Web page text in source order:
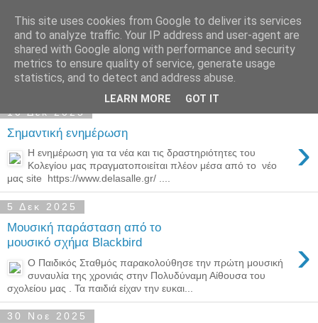
Παιδικός Σταθμός-
Νηπιαγωγείο "ΔΕΛΑΣΑΛ"
10 Δεκ 2025
Σημαντική ενημέρωση ›
Η ενημέρωση για τα νέα και τις δραστηριότητες του
Κολεγίου μας πραγματοποιείται πλέον μέσα από το νέο
μας site https://www.delasalle.gr/ ....
5 Δεκ 2025
Μουσική παράσταση από το
μουσικό σχήμα Blackbird
›
Ο Παιδικός Σταθμός παρακολούθησε την πρώτη μουσική
συναυλία της χρονιάς στην Πολυδύναμη Αίθουσα του
σχολείου μας . Τα παιδιά είχαν την ευκαι...
30 Νοε 2025
This site uses cookies from Google to deliver its services
and to analyze traffic. Your IP address and user-agent are
shared with Google along with performance and security
metrics to ensure quality of service, generate usage
statistics, and to detect and address abuse.
LEARN MORE GOT IT